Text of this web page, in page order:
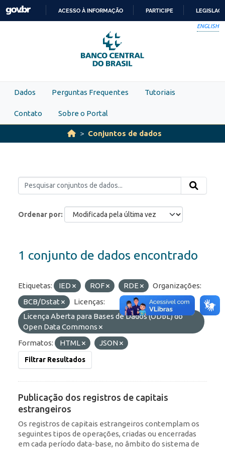
Skip to main content
PARA
O
CONTEÚDO
ACESSO À INFORMAÇÃO PARTICIPE
ENGLISH
Dados Perguntas Frequentes Tutoriais
Contato Sobre o Portal
Conjuntos de dados
Ordenar por
1 conjunto de dados encontrado
Etiquetas: IED ROF RDE
Organizações:
BCB/Dstat
Licenças:
Licença Aberta para Bases de Dados (ODbL) do
Open Data Commons
Formatos:
HTML JSON
Filtrar Resultados
Publicação dos registros de capitais
estrangeiros
Os registros de capitais estrangeiros contemplam os
seguintes tipos de operações, criadas ou encerradas
em cada período data-base, no âmbito do sistema de